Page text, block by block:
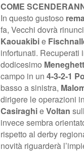
COME
In questo gustoso
fa, Vecchi dovrà
Kaouakibie
infortunati. Recuperati
dodicesimo
campo in un 4-3-2-1
basso a sinistra,
dirigere le operazioni
CasiraghieVoltan
invece sembra
rispetto al derby
novità riguarderà